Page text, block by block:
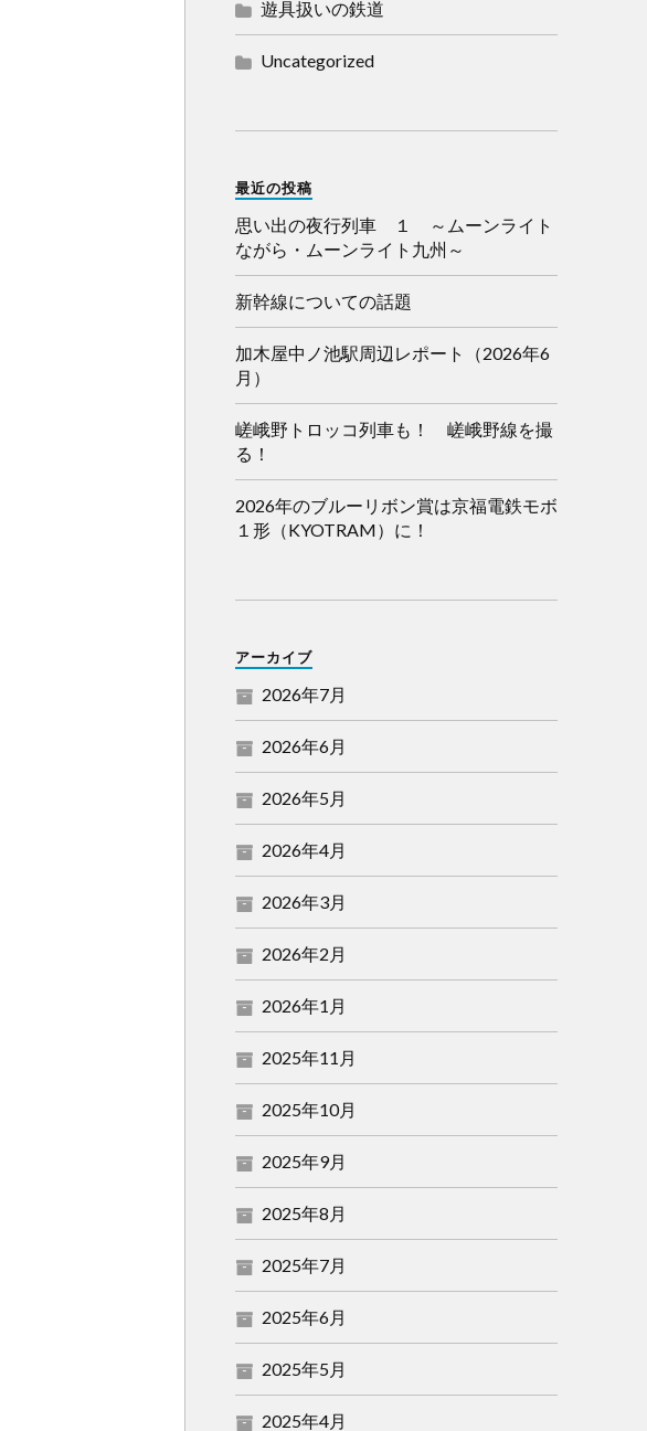
遊具扱いの鉄道
Uncategorized
最近の投稿
思い出の夜行列車 １ ～ムーンライト
ながら・ムーンライト九州～
新幹線についての話題
加木屋中ノ池駅周辺レポート（2026年6
月）
嵯峨野トロッコ列車も！ 嵯峨野線を撮
る！
2026年のブルーリボン賞は京福電鉄モボ
１形（KYOTRAM）に！
アーカイブ
2026年7月
2026年6月
2026年5月
2026年4月
2026年3月
2026年2月
2026年1月
2025年11月
2025年10月
2025年9月
2025年8月
2025年7月
2025年6月
2025年5月
2025年4月